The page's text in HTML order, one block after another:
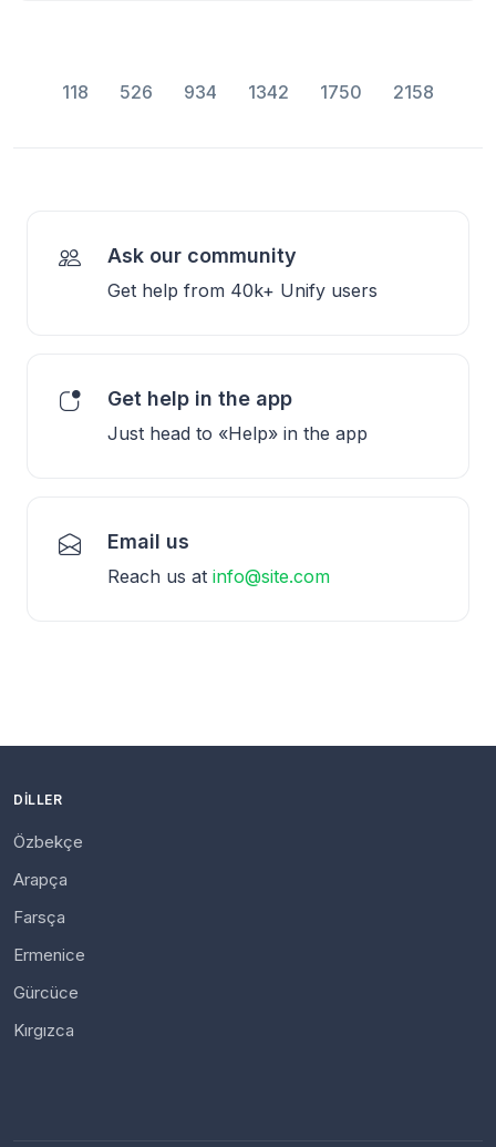
118 526 934 1342 1750 2158
Ask our community
Get help from 40k+ Unify users
Get help in the app
Just head to «Help» in the app
Email us
Reach us at info@site.com
DILLER
Özbekçe
Arapça
Farsça
Ermenice
Gürcüce
Kırgızca